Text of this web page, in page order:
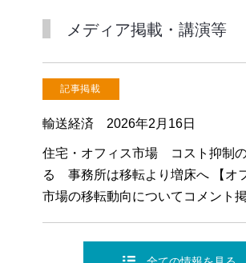
メディア掲載・講演等
記事掲載
輸送経済 2026年2月16日
住宅・オフィス市場 コスト抑制
る 事務所は移転より増床へ 【オ
市場の移転動向についてコメント掲